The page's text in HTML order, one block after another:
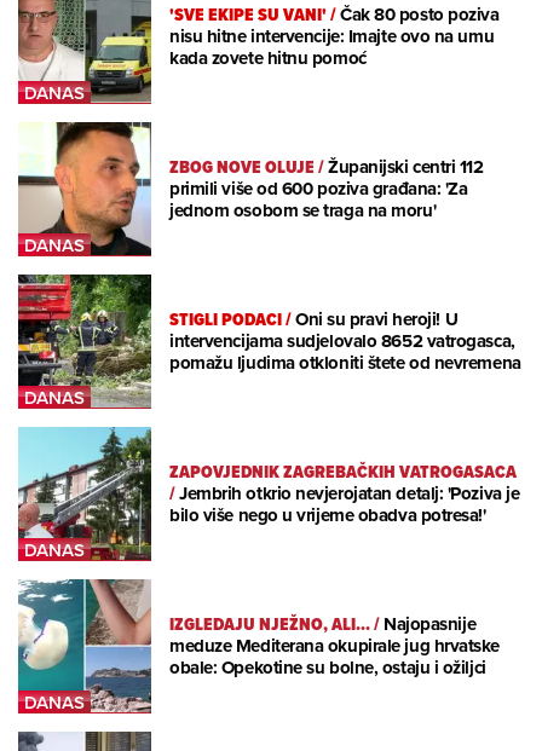
'SVE EKIPE SU VANI'/Čak 80 posto poziva
nisu hitne intervencije: Imajte ovo na umu
kada zovete hitnu pomoć
ZBOG NOVE OLUJE/Županijski centri 112
primili više od 600 poziva građana: 'Za
jednom osobom se traga na moru'
STIGLI PODACI/Oni su pravi heroji! U
intervencijama sudjelovalo 8652 vatrogasca,
pomažu ljudima otkloniti štete od nevremena
ZAPOVJEDNIK ZAGREBAČKIH VATROGASACA
/Jembrih otkrio nevjerojatan detalj: 'Poziva je
bilo više nego u vrijeme obadva potresa!'
IZGLEDAJU NJEŽNO, ALI.../Najopasnije
meduze Mediterana okupirale jug hrvatske
obale: Opekotine su bolne, ostaju i ožiljci